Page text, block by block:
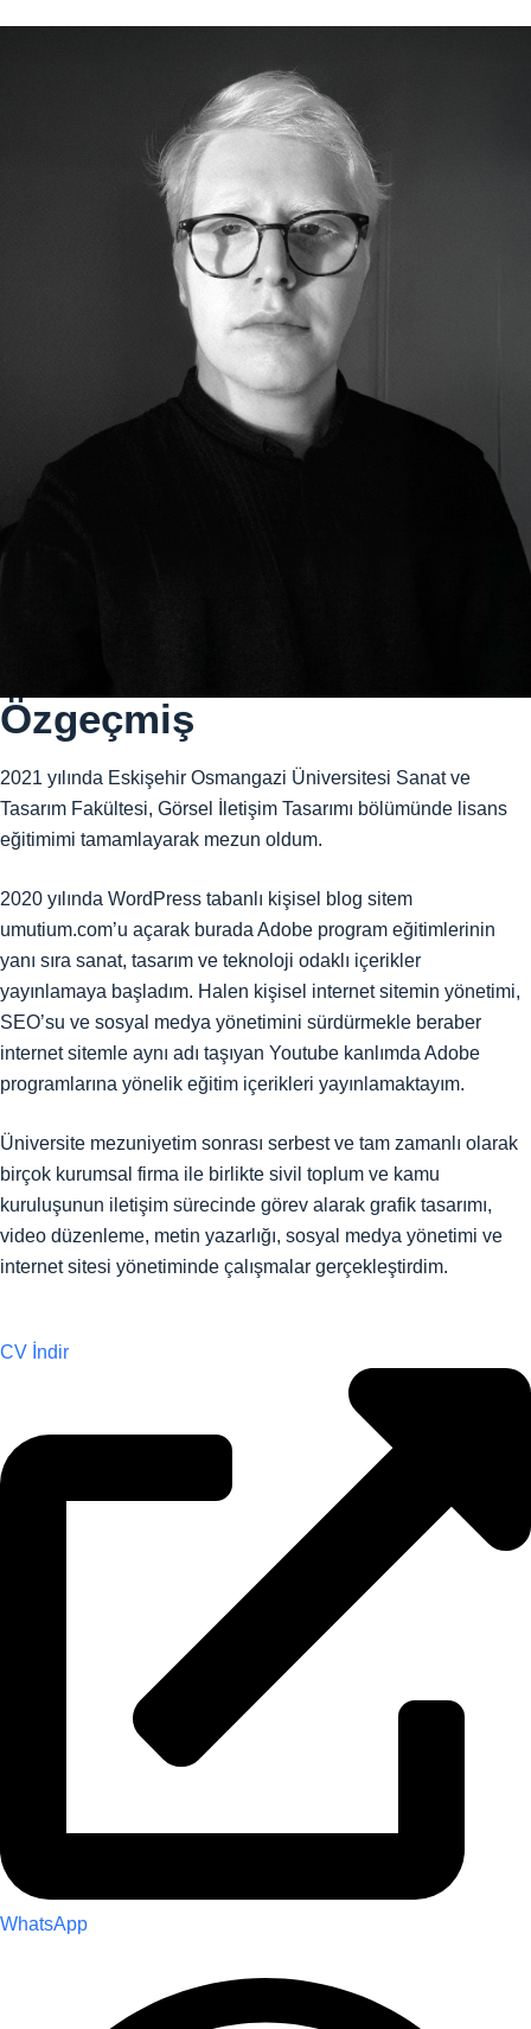
Özgeçmiş
2021 yılında Eskişehir Osmangazi Üniversitesi Sanat ve
Tasarım Fakültesi, Görsel İletişim Tasarımı bölümünde lisans
eğitimimi tamamlayarak mezun oldum.
2020 yılında WordPress tabanlı kişisel blog sitem
umutium.com’u açarak burada Adobe program eğitimlerinin
yanı sıra sanat, tasarım ve teknoloji odaklı içerikler
yayınlamaya başladım. Halen kişisel internet sitemin yönetimi,
SEO’su ve sosyal medya yönetimini sürdürmekle beraber
internet sitemle aynı adı taşıyan Youtube kanlımda Adobe
programlarına yönelik eğitim içerikleri yayınlamaktayım.
Üniversite mezuniyetim sonrası serbest ve tam zamanlı olarak
birçok kurumsal firma ile birlikte sivil toplum ve kamu
kuruluşunun iletişim sürecinde görev alarak grafik tasarımı,
video düzenleme, metin yazarlığı, sosyal medya yönetimi ve
internet sitesi yönetiminde çalışmalar gerçekleştirdim.
CV İndir
WhatsApp